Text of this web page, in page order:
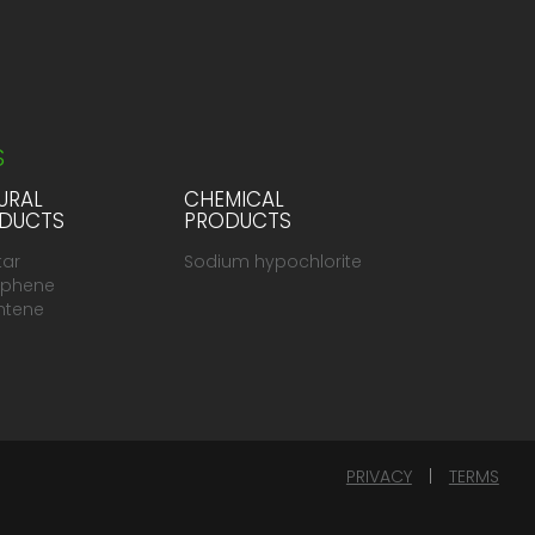
CHEMICAL
PRODUCTS
Sodium hypochlorite
PRIVACY TERMS